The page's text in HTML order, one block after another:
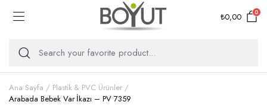
₺0,00 0
Ana Sayfa
Plastik & PVC Ürünler
Arabada Bebek Var İkazı – PV 7359